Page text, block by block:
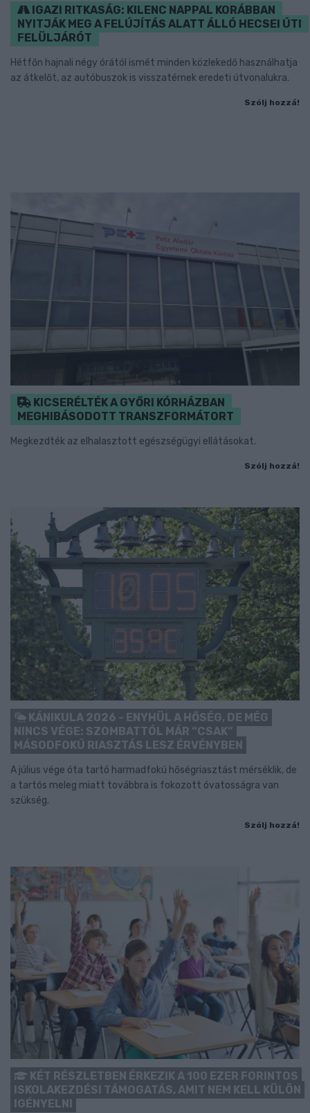
IGAZI RITKASÁG: KILENC NAPPAL KORÁBBAN
NYITJÁK MEG A FELÚJÍTÁS ALATT ÁLLÓ HECSEI ÚTI
FELÜLJÁRÓT
Hétfőn hajnali négy órától ismét minden közlekedő használhatja
az átkelőt, az autóbuszok is visszatérnek eredeti útvonalukra.
Szólj hozzá!
KICSERÉLTÉK A GYŐRI KÓRHÁZBAN
MEGHIBÁSODOTT TRANSZFORMÁTORT
Megkezdték az elhalasztott egészségügyi ellátásokat.
Szólj hozzá!
KÁNIKULA 2026 - ENYHÜL A HŐSÉG, DE MÉG
NINCS VÉGE: SZOMBATTÓL MÁR “CSAK”
MÁSODFOKÚ RIASZTÁS LESZ ÉRVÉNYBEN
A július vége óta tartó harmadfokú hőségriasztást mérséklik, de
a tartós meleg miatt továbbra is fokozott óvatosságra van
szükség.
Szólj hozzá!
KÉT RÉSZLETBEN ÉRKEZIK A 100 EZER FORINTOS
ISKOLAKEZDÉSI TÁMOGATÁS, AMIT NEM KELL KÜLÖN
IGÉNYELNI